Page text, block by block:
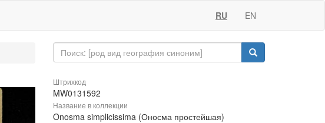
RU EN
Штрихкод
MW0131592
Название в коллекции
Onosma simplicissima (Оносма простейшая)